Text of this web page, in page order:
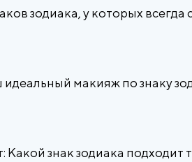
зодиака, у которых
макияж по знаку
Какой знак зодиака подходит